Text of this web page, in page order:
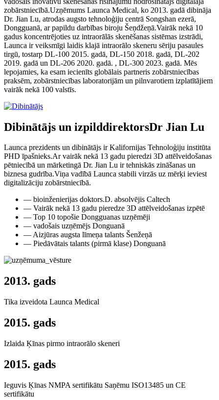
zobārstniecībā.Uzņēmums Launca Medical, ko 2013. gadā dibināja
Dr. Jian Lu, atrodas augsto tehnoloģiju centrā Songshan ezerā,
Dongguanā, ar papildu darbības biroju Šeņdžeņā.Vairāk nekā 10
gadus koncentrējoties uz intraorālās skenēšanas sistēmas izstrādi,
Launca ir veiksmīgi laidis klajā intraorālo skeneru sēriju pasaules
tirgū, tostarp DL-100 2015. gadā, DL-150 2018. gadā, DL-202
2019. gadā un DL-206 2020. gadā. , DL-300 2023. gadā. Mēs
lepojamies, ka esam iecienīts globālais partneris zobārstniecības
praksēm, zobārstniecības laboratorijām un pilnvarotiem izplatītājiem
vairāk nekā 100 valstīs.
Dibinātājs un izpilddirektorsDr Jian Lu
Launca prezidents un dibinātājs ir Kalifornijas Tehnoloģiju institūta
PHD īpašnieks.Ar vairāk nekā 13 gadu pieredzi 3D attēlveidošanas
pētniecībā un mārketingā Dr. Jian Lu ir tehniskās zināšanas un
biznesa gudrība.Viņa vadībā Launca stabili virzās uz mērķi ieviest
digitalizāciju zobārstniecībā.
— bioinženierijas doktors.D. absolvējis Caltech
— Vairāk nekā 13 gadu pieredze 3D attēlveidošanas izpētē
— Top 10 topošie Dongguanas uzņēmēji
— vadošais uzņēmējs Donguanā
— Aizjūras augsta līmeņa talants Šenžeņā
— Piedāvātais talants (pirmā klase) Donguanā
2013. gads
Tika izveidota Launca Medical
2015. gads
Izlaida Ķīnas pirmo intraorālo skeneri
2015. gads
Ieguvis Ķīnas NMPA sertifikātu Saņēmu ISO13485 un CE
sertifikātu